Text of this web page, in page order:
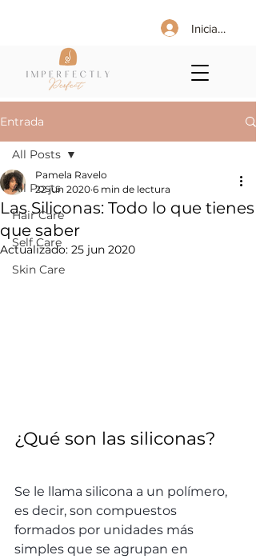
Iniciar sesión
Entrada
All Posts
Hair Care
Self Care
Skin Care
All Posts
Las Siliconas: Todo lo que tienes
que saber
Pamela Ravelo
22 jun 2020 6 min de lectura
Actualizado: 25 jun 2020
¿Qué son las siliconas?
Se le llama silicona a un polímero,
es decir, son compuestos
formados por unidades más
simples que se agrupan en